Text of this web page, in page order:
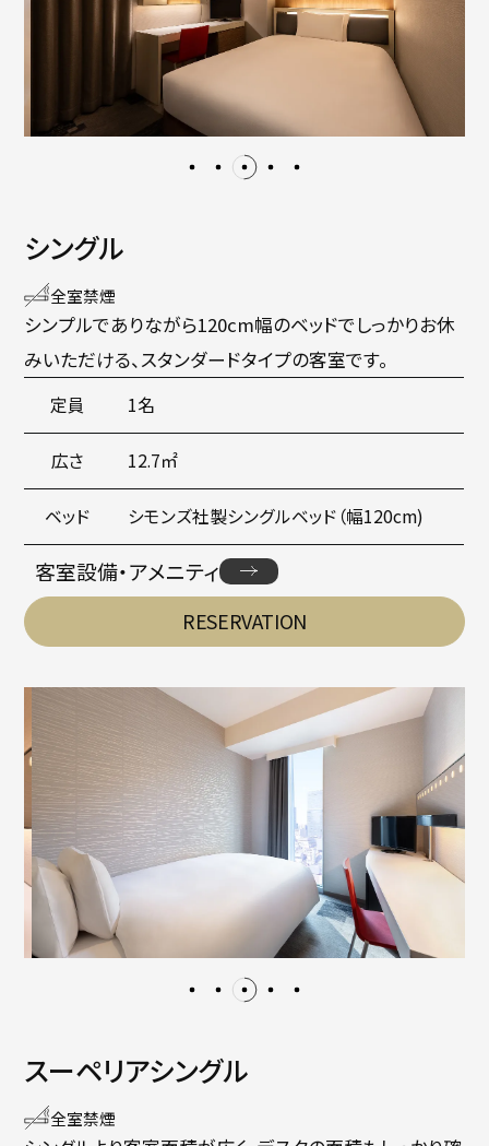
シングル
全室禁煙
シンプルでありながら120cm幅のベッドでしっかりお休
みいただける、スタンダードタイプの客室です。
定員 1名
広さ 12.7㎡
ベッド シモンズ社製シングルベッド（幅120cm)
客室設備・アメニティ
RESERVATION
スーペリアシングル
全室禁煙